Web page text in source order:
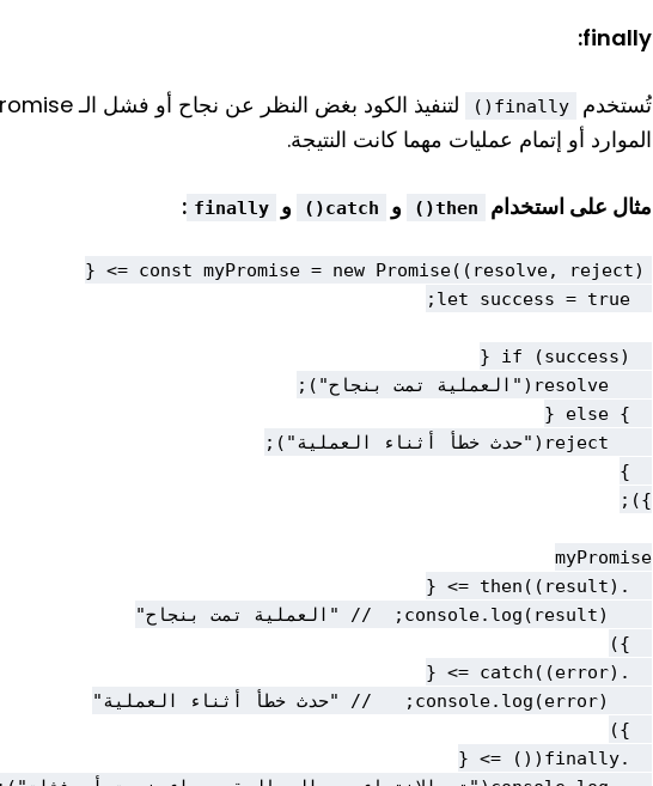
finally
:
تُستخدم finally()
الموارد أو إتمام عمليات مهما كانت النتيجة.
مثال على استخدام then() و catch() و finally
: